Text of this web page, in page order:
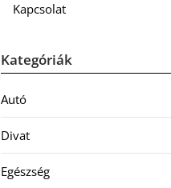
Kapcsolat
Kategóriák
Autó
Divat
Egészség